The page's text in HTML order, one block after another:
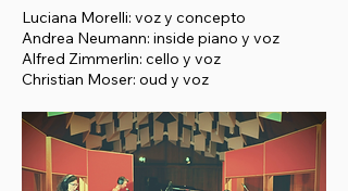
Luciana Morelli: voz y concepto
Andrea Neumann: inside piano y voz
Alfred Zimmerlin: cello y voz
Christian Moser: oud y voz